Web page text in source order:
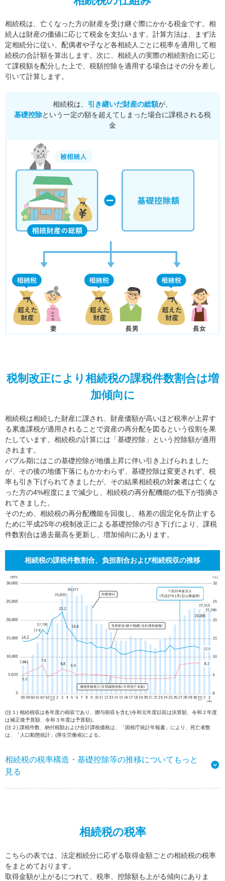
相続税は、亡くなった方の財産を受け継ぐ際にかかる税金です。相
続人は財産の価値に応じて税金を支払います。 計算方法は、まず法
定相続分に従い、配偶者や子など各相続人ごとに税率を適用して相
続税の合計額を算出します。 次に、相続人の実際の相続割合に応じ
て課税額を配分した上で、税額控除を適用する場合はその分を差し
引いて計算します。
相続税は、 引き継いだ財産の総額が、
基礎控除という一定の額を超えてしまった場合に課税される税
金
税制改正により相続税の課税件数割合は増
加傾向に
相続税は相続した財産に課され、財産価額が高いほど税率が上昇す
る累進課税が適用されることで資産の再分配を図るという役割を果
たしています。相続税の計算には「基礎控除」という控除額が適用
されます。
バブル期にはこの基礎控除が地価上昇に伴い引き上げられました
が、その後の地価下落にもかかわらず、基礎控除は変更されず、税
率も引き下げられてきましたが、その結果相続税の対象者は亡くな
った方の4%程度にまで減少し、相続税の再分配機能の低下が指摘さ
れてきました。
そのため、相続税の再分配機能を回復し、格差の固定化を防止する
ために平成25年の税制改正による基礎控除の引き下げにより、課税
件数割合は過去最高を更新し、増加傾向にあります。
相続税の課税件数割合、負担割合および相続税収の推移
(注１) 相続税収は各年度の税収であり、贈与税収を含む(令和元年度以前は決算額、令和２年度
は補正後予算額、令和３年度は予算額)。
(注２) 課税件数、納付税額および合計課税価格は、「国税庁統計年報書」により、死亡者数
は、「人口動態統計」(厚生労働省)による。
相続税の税率構造・基礎控除等の推移についてもっと
見る
相続税の税率
こちらの表では、法定相続分に応ずる取得金額ごとの相続税の税率
をまとめております。
取得金額が上がるにつれて、税率、控除額も上がる傾向にありま